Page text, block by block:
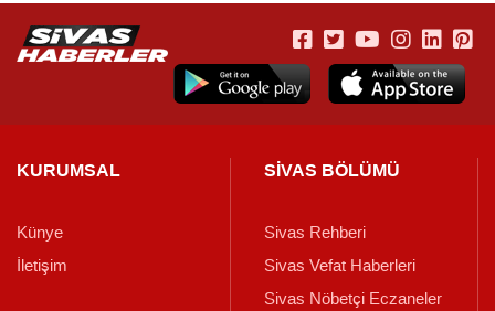
KURUMSAL
Künye
İletişim
SİVAS BÖLÜMÜ
Sivas Rehberi
Sivas Vefat Haberleri
Sivas Nöbetçi Eczaneler